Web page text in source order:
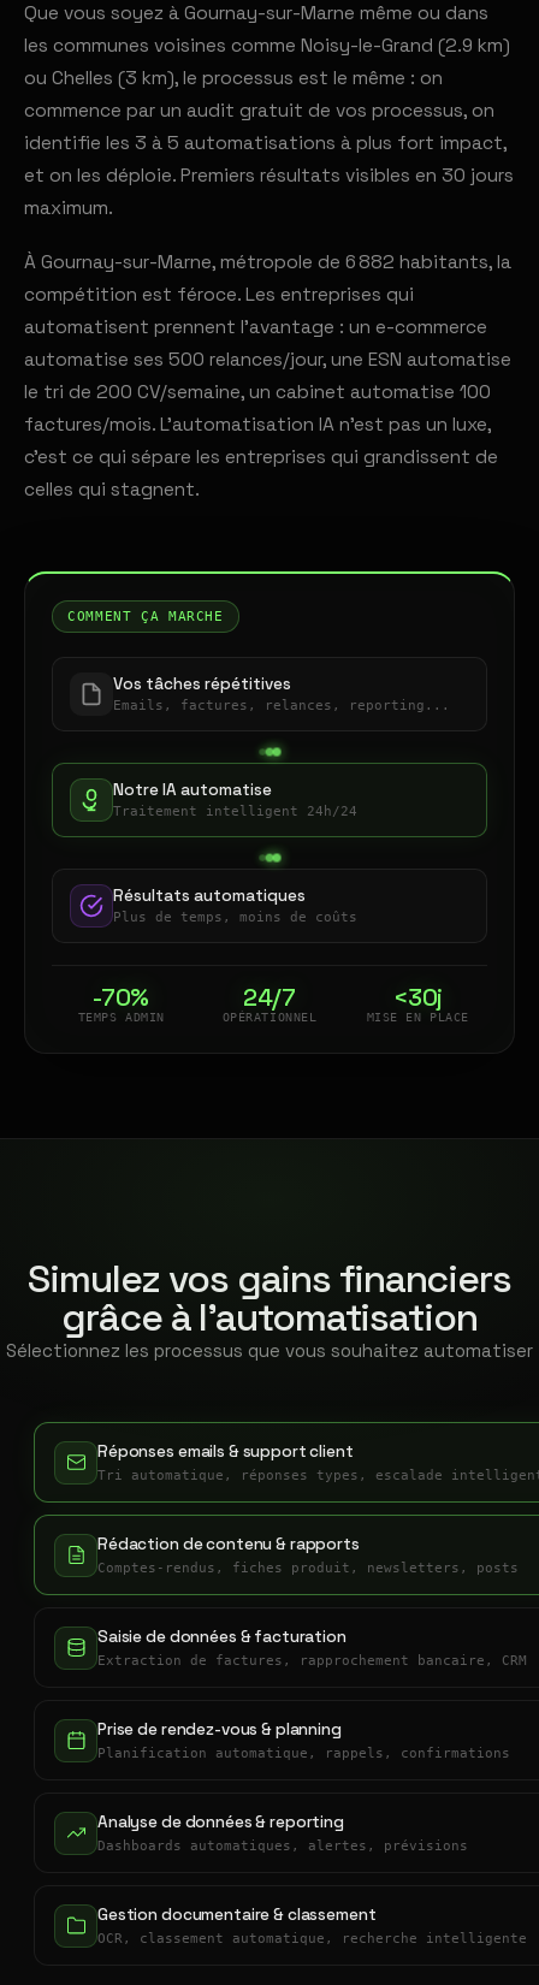
Que vous soyez à Gournay-sur-Marne même ou dans
les communes voisines comme Noisy-le-Grand (2.9 km)
ou Chelles (3 km), le processus est le même : on
commence par un audit gratuit de vos processus, on
identifie les 3 à 5 automatisations à plus fort impact,
et on les déploie. Premiers résultats visibles en 30 jours
maximum.
À Gournay-sur-Marne, métropole de 6 882 habitants, la
compétition est féroce. Les entreprises qui
automatisent prennent l'avantage : un e-commerce
automatise ses 500 relances/jour, une ESN automatise
le tri de 200 CV/semaine, un cabinet automatise 100
factures/mois. L'automatisation IA n'est pas un luxe,
c'est ce qui sépare les entreprises qui grandissent de
celles qui stagnent.
COMMENT ÇA MARCHE
Vos tâches répétitives
Emails, factures, relances, reporting...
Notre IA automatise
Traitement intelligent 24h/24
Résultats automatiques
Plus de temps, moins de coûts
-70%
TEMPS ADMIN
24/7
OPÉRATIONNEL
<30j
MISE EN PLACE
Simulez vos gains financiers
grâce à l'automatisation
Sélectionnez les processus que vous souhaitez automatiser
Réponses emails & support client
Tri automatique, réponses types, escalade
Rédaction de contenu & rapports
Comptes-rendus, fiches produit, newsletters, posts
Saisie de données & facturation
Extraction de factures, rapprochement bancaire, CRM
Prise de rendez-vous & planning
Planification automatique, rappels, confirmations
Analyse de données & reporting
Dashboards automatiques, alertes, prévisions
Gestion documentaire & classement
OCR, classement automatique, recherche intelligente